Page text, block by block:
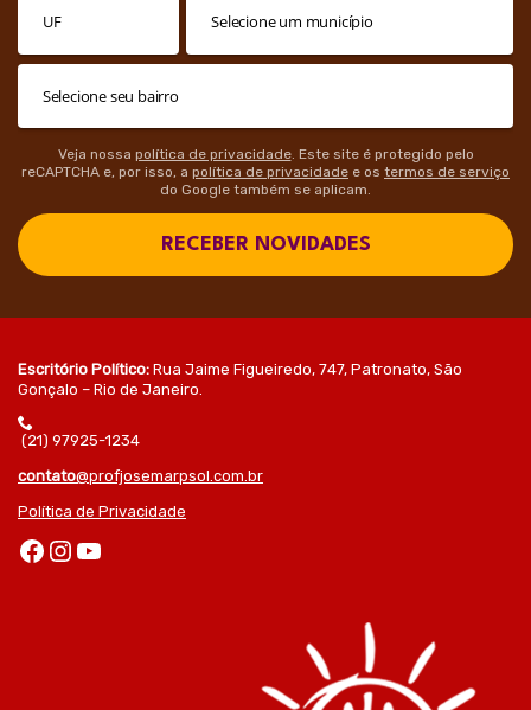
Veja nossa política de privacidade. Este site é protegido pelo
reCAPTCHA e, por isso, a política de privacidade e os termos de serviço
do Google também se aplicam.
RECEBER NOVIDADES
Escritório Político: Rua Jaime Figueiredo, 747, Patronato, São
Gonçalo – Rio de Janeiro.
(21) 97925-1234
contato@profjosemarpsol.com.br
Política de Privacidade
Facebook Instagram Youtube